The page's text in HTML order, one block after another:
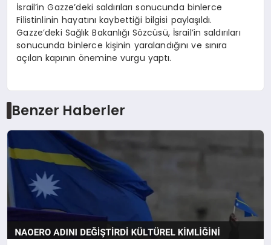
İsrail’in Gazze’deki saldırıları sonucunda binlerce
Filistinlinin hayatını kaybettiği bilgisi paylaşıldı.
Gazze’deki Sağlık Bakanlığı Sözcüsü, İsrail’in saldırıları
sonucunda binlerce kişinin yaralandığını ve sınıra
açılan kapının önemine vurgu yaptı.
Benzer Haberler